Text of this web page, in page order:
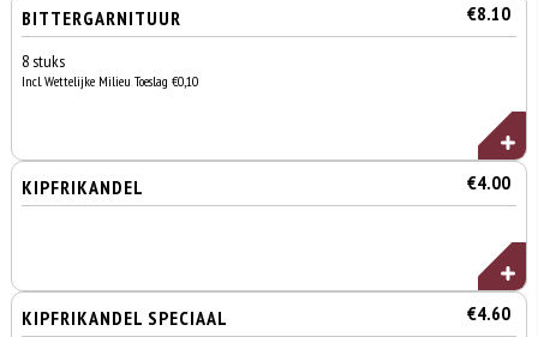
BITTERGARNITUUR €8.10
8 stuks
Incl. Wettelijke Milieu Toeslag €0,10
KIPFRIKANDEL €4.00
KIPFRIKANDEL SPECIAAL €4.60